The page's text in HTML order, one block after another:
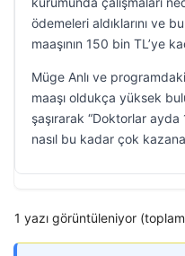
ödemeleri aldıklarını ve
maaşının 150 bin TL’ye
Müge Anlı ve
maaşı oldukça yüksek
şaşırarak “Doktorlar
nasıl bu kadar çok
1 yazı görüntüleniyor